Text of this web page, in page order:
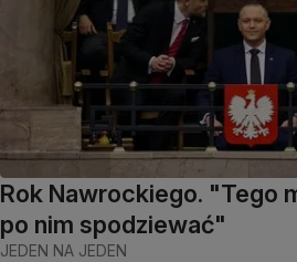
Rok Nawrockiego. "Tego
po nim spodziewać"
JEDEN NA JEDEN